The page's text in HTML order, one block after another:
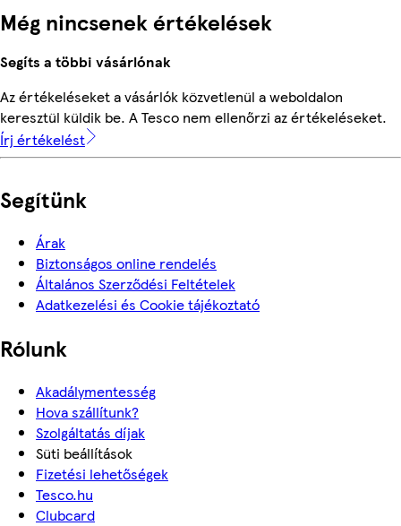
Még nincsenek értékelések
Segíts a többi vásárlónak
Az értékeléseket a vásárlók közvetlenül a weboldalon
keresztül küldik be. A Tesco nem ellenőrzi az értékeléseket.
Írj értékelést
Segítünk
Árak
Biztonságos online rendelés
Általános Szerződési Feltételek
Adatkezelési és Cookie tájékoztató
Rólunk
Akadálymentesség
Hova szállítunk?
Szolgáltatás díjak
Süti beállítások
Fizetési lehetőségek
Tesco.hu
Clubcard